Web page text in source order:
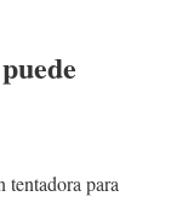
tentadora para